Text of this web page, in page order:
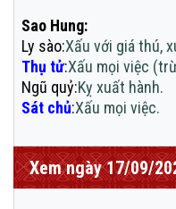
Sao Hung:
Ly sào:Xấu với giá thú,
Thụ tử:Xấu mọi việc
Ngũ quỷ:Kỵ xuất hành.
Sát chủ:Xấu mọi việc.
Xem ngày 17/09/